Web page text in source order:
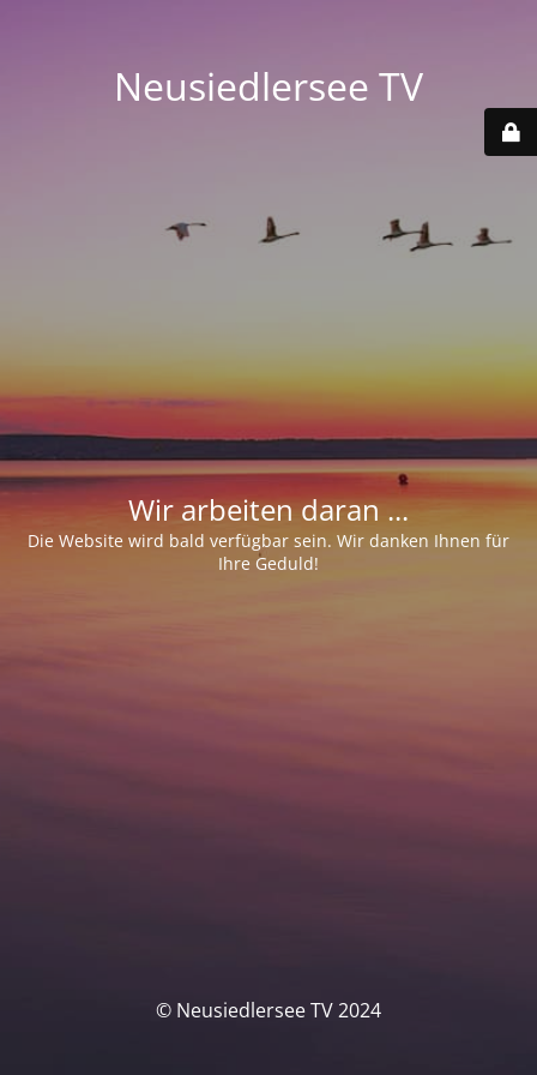
Neusiedlersee TV
Wir arbeiten daran ...
Die Website wird bald verfügbar sein. Wir danken Ihnen für
Ihre Geduld!
© Neusiedlersee TV 2024